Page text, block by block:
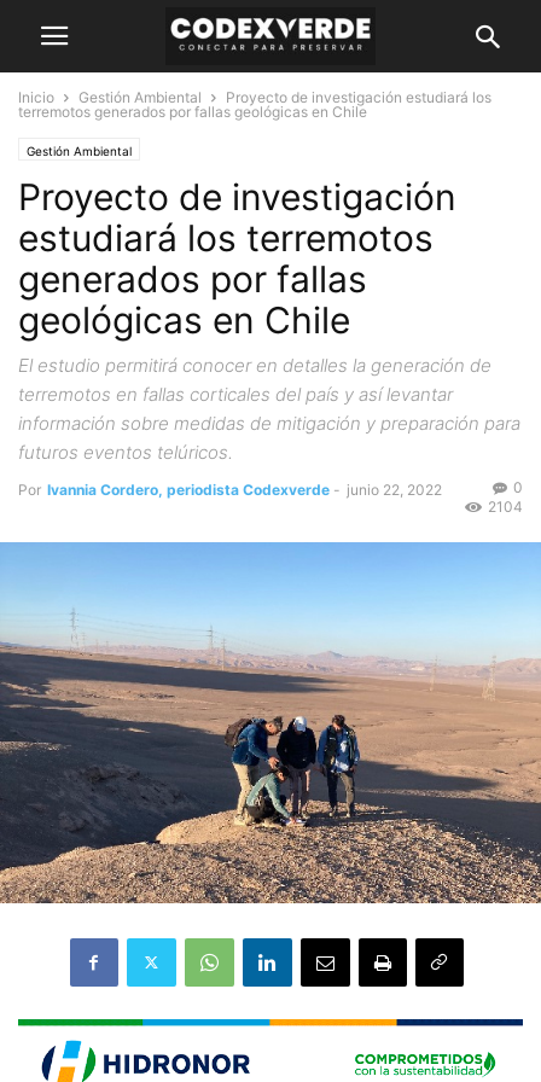
Inicio Gestión Ambiental
Proyecto de investigación estudiará los
terremotos generados por fallas geológicas en Chile
Gestión Ambiental
Proyecto de investigación
estudiará los terremotos
generados por fallas
geológicas en Chile
El estudio permitirá conocer en detalles la generación de
terremotos en fallas corticales del país y así levantar
información sobre medidas de mitigación y preparación para
futuros eventos telúricos.
Por Ivannia Cordero, periodista Codexverde - junio 22, 2022
0
2104